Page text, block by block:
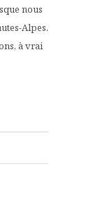
nous
Alpes.
à vrai